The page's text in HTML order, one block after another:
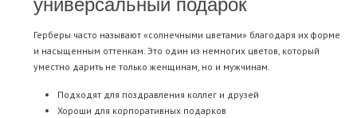
Герберы часто называют «солнечными цветами» благодаря их форме
и насыщенным оттенкам. Это один из немногих цветов, который
уместно дарить не только женщинам, но и мужчинам.
Подходят для поздравления коллег и друзей
Хороши для корпоративных подарков